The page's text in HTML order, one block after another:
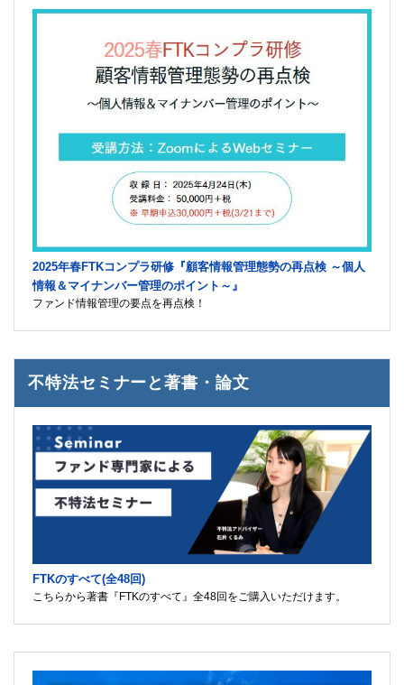
2025年春FTKコンプラ研修『顧客情報管理態勢の再点検 ～個人
情報＆マイナンバー管理のポイント～』
ファンド情報管理の要点を再点検！
不特法セミナーと著書・論文
FTKのすべて(全48回)
こちらから著書『FTKのすべて』全48回をご購入いただけます。